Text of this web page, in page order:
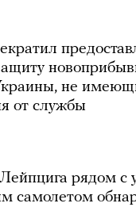
не
от службы
рядом с
самолетом